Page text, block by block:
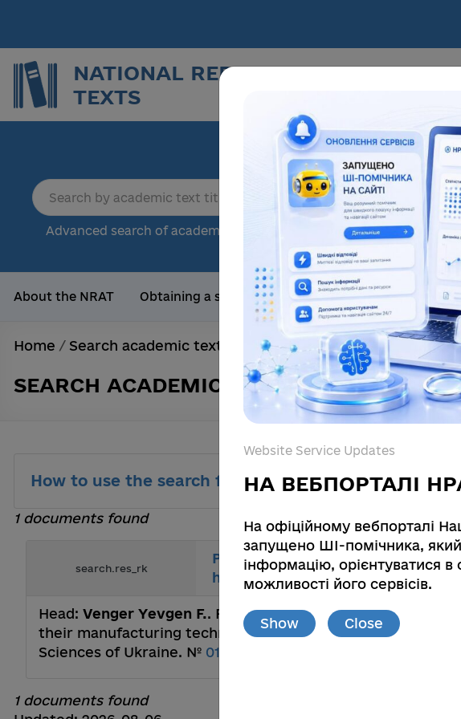
NATIONAL REPOSITORY OF
TEXTS
Advanced search of academic text
Reports in the field of
scientific and
186 155
Total number
About the NRAT Obtaining a scientific degree Useful resources
Home / Search academic texts
SEARCH ACADEMIC TEXTS
How to use the search function
1 documents found
search.res_rk
Physical and chemical
heterostructures, the impact on
Head: Venger Yevgen F.. Physical and chemical
their manufacturing technology and external influences.
Sciences of Ukraine. № 0116U002626
1 documents found
Website Service Updates
НА ВЕБПОРТАЛІ
На офіційному вебпорталі
запущено ШІ-помічника,
інформацію, орієнтуватися в
можливості його сервісів.
Show Close